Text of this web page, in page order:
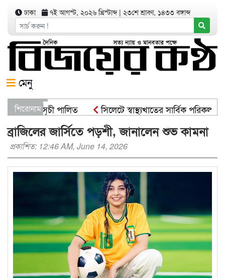
ঢাকা ৭ই আগস্ট, ২০২৬ খ্রিস্টাব্দ| ২৩শে শ্রাবণ, ১৪৩৩ বঙ্গাব্দ
মেনু
শিরোনাম
কর্মসূচী পালিত
সিলেটে স্বাস্থ্যখাতের সার্বিক
সিসিকের পাঁচ ওয়ার্ডে এক হাজার গাছের চারা
ব্রাজিলের জার্সিতে পড়শী, জানালেন শুভ কামনা
প্রকাশিত: 12:46 AM, June 14, 2026